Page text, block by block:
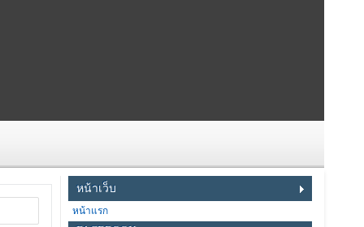
หน้าเว็บ
หน้าแรก